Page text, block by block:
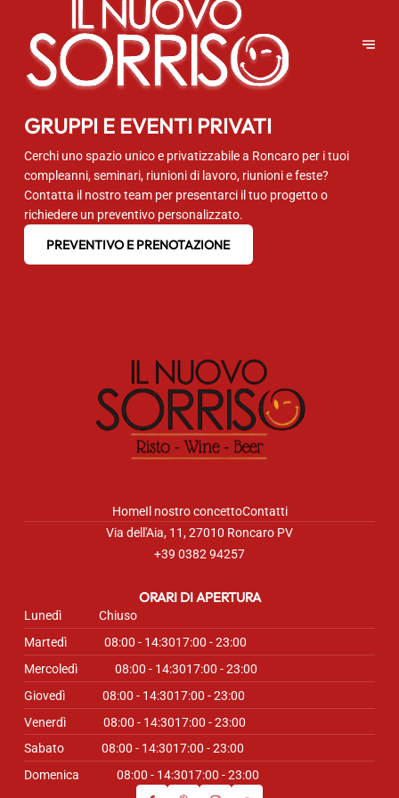
GRUPPI E EVENTI PRIVATI
Cerchi uno spazio unico e privatizzabile a Roncaro per i tuoi
compleanni, seminari, riunioni di lavoro, riunioni e feste?
Contatta il nostro team per presentarci il tuo progetto o
richiedere un preventivo personalizzato.
PREVENTIVO E PRENOTAZIONE
HomeIl nostro concettoContatti
Via dell'Aia, 11, 27010 Roncaro PV
+39 0382 94257
ORARI DI APERTURA
Lunedì
Chiuso
Martedì
08:00 - 14:3017:00 - 23:00
Mercoledì
08:00 - 14:3017:00 - 23:00
Giovedì
08:00 - 14:3017:00 - 23:00
Venerdì
08:00 - 14:3017:00 - 23:00
Sabato
08:00 - 14:3017:00 - 23:00
Domenica
08:00 - 14:3017:00 - 23:00